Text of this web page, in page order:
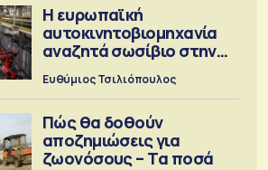
Η ευρωπαϊκή
αυτοκινητοβιομηχανία
αναζητά σωσίβιο στην
Κίνα
Ευθύμιος Τσιλιόπουλος
Πώς θα δοθούν
αποζημιώσεις για
ζωονόσους – Τα ποσά